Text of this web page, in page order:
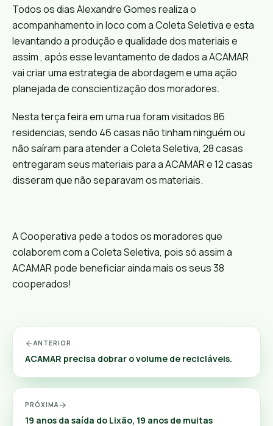
Todos os diasAlexandre Gomesrealiza o
acompanhamento in loco com a Coleta Seletiva e esta
levantando a produção e qualidade dos materiais e
assim , após esse levantamento de dados a ACAMAR
vai criar uma estrategia de abordagem e uma ação
planejada de conscientização dos moradores.
Nesta terça feira em uma rua foram visitados 86
residencias, sendo 46 casas não tinham ninguém ou
não saíram para atender a Coleta Seletiva, 28 casas
entregaram seus materiais para a ACAMAR e 12 casas
disseram que não separavam os materiais.
A Cooperativa pede a todos os moradores que
colaborem com a Coleta Seletiva, pois só assim a
ACAMAR pode beneficiar ainda mais os seus 38
cooperados!
ANTERIOR
ACAMAR precisa dobrar o volume de recicláveis.
PRÓXIMA
19 anos da saída do Lixão, 19 anos de muitas